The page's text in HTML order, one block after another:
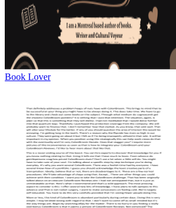
Book Lover